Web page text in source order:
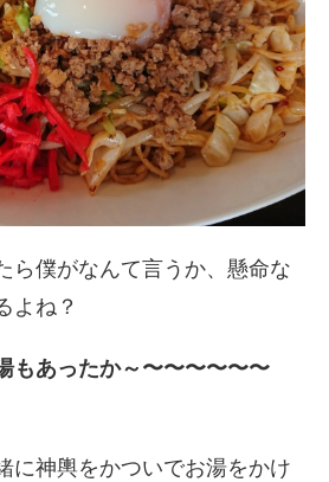
ら僕がなんて言うか、 懸命な
よね？
もあったか～〜〜〜〜〜〜
に神輿をかついでお湯をかけ